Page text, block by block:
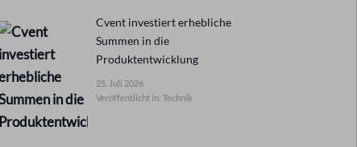
Cvent investiert erhebliche
Summen in die
Produktentwicklung
25. Juli 2026
Veröffentlicht in: Technik